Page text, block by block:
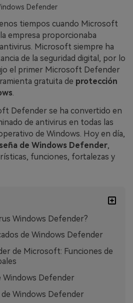
Defender
tiempos cuando Microsoft
empresa proporcionaba
Microsoft siempre ha
de la seguridad digital, por lo
el primer Microsoft Defender
gratuita de protección
.
Defender se ha convertido en
de antivirus en todas las
de Windows. Hoy en día,
de Windows Defender,
funciones, fortalezas y
Windows Defender?
de Windows Defender
de Microsoft: Funciones de
Windows Defender
de Windows Defender